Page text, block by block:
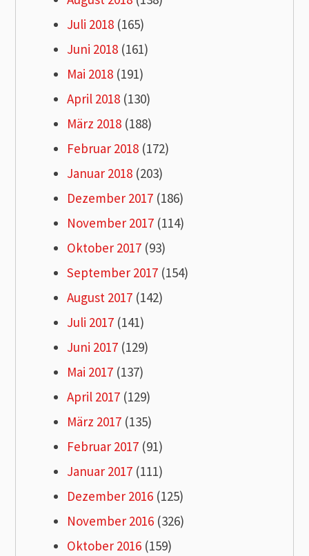
Juli 2018 (165)
Juni 2018 (161)
Mai 2018 (191)
April 2018 (130)
März 2018 (188)
Februar 2018 (172)
Januar 2018 (203)
Dezember 2017 (186)
November 2017 (114)
Oktober 2017 (93)
September 2017 (154)
August 2017 (142)
Juli 2017 (141)
Juni 2017 (129)
Mai 2017 (137)
April 2017 (129)
März 2017 (135)
Februar 2017 (91)
Januar 2017 (111)
Dezember 2016 (125)
November 2016 (326)
Oktober 2016 (159)